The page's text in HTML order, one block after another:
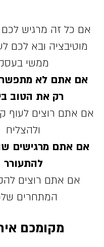
אם כל זה מרגיש לכם
מוטיבציה ובא לכם
ממשי
אם אתם לא
רק את הטוב
אם אתם רוצים לעוף
ולהצליח
אם אתם מרגישים
להתעורר
אם אתם רוצים
המתחרים
מקומכם